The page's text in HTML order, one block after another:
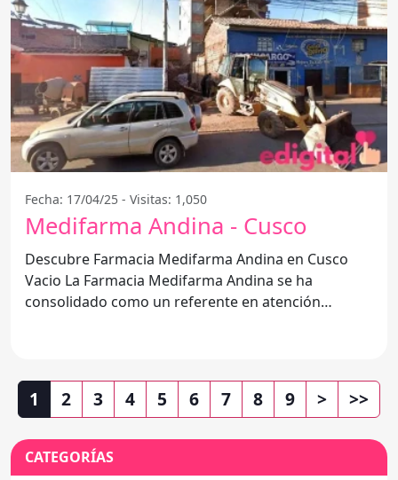
Fecha: 17/04/25 - Visitas: 1,050
Medifarma Andina - Cusco
Descubre Farmacia Medifarma Andina en Cusco
Vacio La Farmacia Medifarma Andina se ha
consolidado como un referente en atención
1 2 3 4 5 6 7 8 9 > >>
CATEGORÍAS